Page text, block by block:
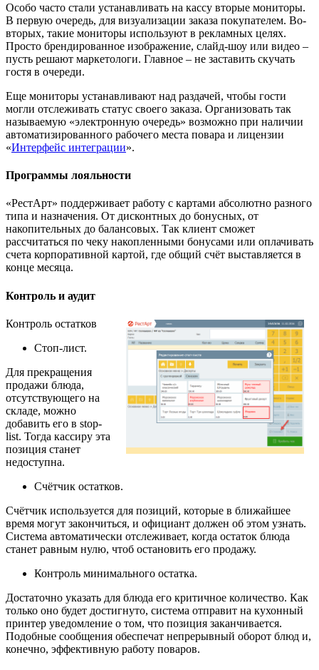
Особо часто стали устанавливать на кассу вторые мониторы.
В первую очередь, для визуализации заказа покупателем. Во-
вторых, такие мониторы используют в рекламных целях.
Просто брендированное изображение, слайд-шоу или видео –
пусть решают маркетологи. Главное – не заставить скучать
гостя в очереди.
Еще мониторы устанавливают над раздачей, чтобы гости
могли отслеживать статус своего заказа. Организовать так
называемую «электронную очередь» возможно при наличии
автоматизированного рабочего места повара и лицензии
«Интерфейс интеграции».
Программы лояльности
«РестАрт» поддерживает работу с картами абсолютно разного
типа и назначения. От дисконтных до бонусных, от
накопительных до балансовых. Так клиент сможет
рассчитаться по чеку накопленными бонусами или оплачивать
счета корпоративной картой, где общий счёт выставляется в
конце месяца.
Контроль и аудит
Контроль остатков
Стоп-лист.
Для прекращения
продажи блюда,
отсутствующего на
складе, можно
добавить его в stop-
list. Тогда кассиру эта
позиция станет
недоступна.
Счётчик остатков.
Счётчик используется для позиций, которые в ближайшее
время могут закончиться, и официант должен об этом узнать.
Система автоматически отслеживает, когда остаток блюда
станет равным нулю, чтоб остановить его продажу.
Контроль минимального остатка.
Достаточно указать для блюда его критичное количество. Как
только оно будет достигнуто, система отправит на кухонный
принтер уведомление о том, что позиция заканчивается.
Подобные сообщения обеспечат непрерывный оборот блюд и,
конечно, эффективную работу поваров.